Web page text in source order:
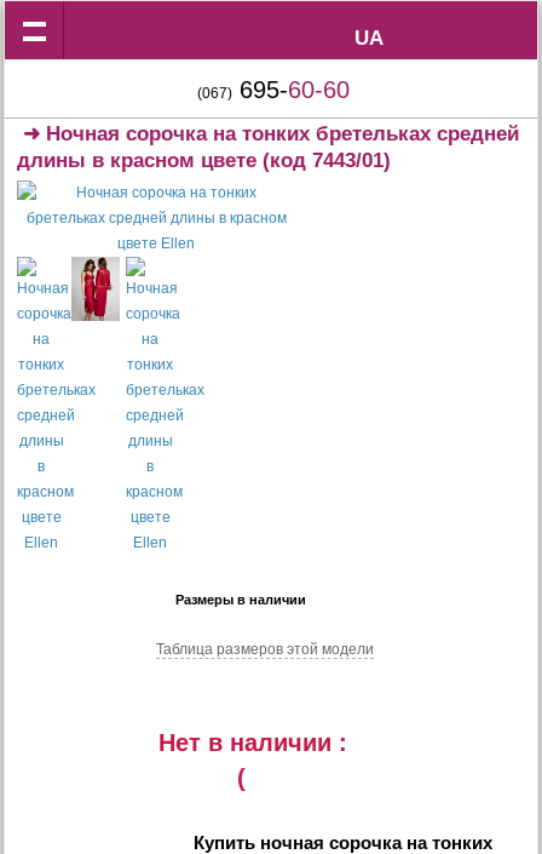
UA
UA
(067) 695-60-60
➜ Ночная сорочка на тонких бретельках средней
длины в красном цвете (код 7443/01)
Размеры в наличии
Таблица размеров этой модели
Нет в наличии :
(
Купить ночная сорочка на тонких